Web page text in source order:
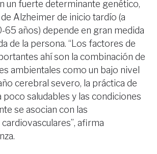
un fuerte determinante genético,
Alzheimer de inicio tardío (a
65 años) depende en gran medida
de la persona. “Los factores de
ahí son la combinación de
ambientales como un bajo nivel
cerebral severo, la práctica de
poco saludables y las condiciones
se asocian con las
afirma